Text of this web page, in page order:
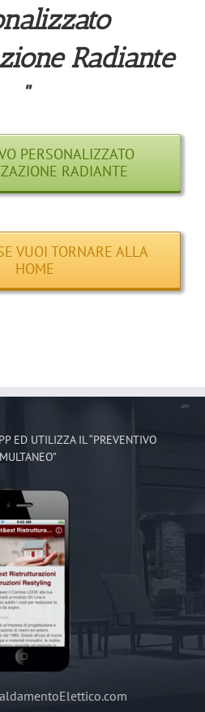
Radiante
“
PERSONALIZZATO
RADIANTE
VUOI TORNARE ALLA
HOME
ED UTILIZZA IL “PREVENTIVO